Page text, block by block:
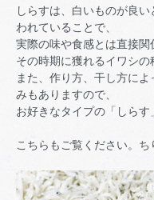
しらすは、白いものが良
われていることで、
実際の味や食感とは直接関
その時期に獲れるイワシの
また、作り方、干し方に
みもありますので、
お好きなタイプの「しらす
こちらもご覧ください。 ち